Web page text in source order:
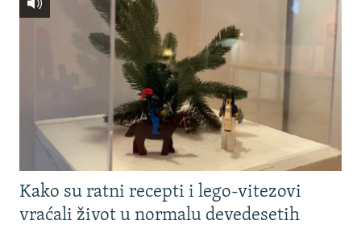
Kako su ratni recepti i lego-vitezovi
vraćali život u normalu devedesetih